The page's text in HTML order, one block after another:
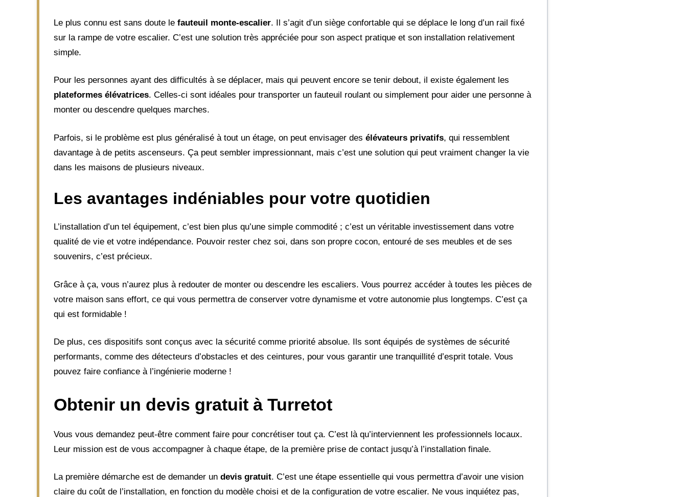
Le plus connu est sans doute le fauteuil monte-escalier. Il s’agit d’un siège confortable qui se déplace le long d’un rail fixé
sur la rampe de votre escalier. C’est une solution très appréciée pour son aspect pratique et son installation relativement
simple.
Pour les personnes ayant des difficultés à se déplacer, mais qui peuvent encore se tenir debout, il existe également les
plateformes élévatrices. Celles-ci sont idéales pour transporter un fauteuil roulant ou simplement pour aider une personne à
monter ou descendre quelques marches.
Parfois, si le problème est plus généralisé à tout un étage, on peut envisager des élévateurs privatifs, qui ressemblent
davantage à de petits ascenseurs. Ça peut sembler impressionnant, mais c’est une solution qui peut vraiment changer la vie
dans les maisons de plusieurs niveaux.
Les avantages indéniables pour votre quotidien
L’installation d’un tel équipement, c’est bien plus qu’une simple commodité ; c’est un véritable investissement dans votre
qualité de vie et votre indépendance. Pouvoir rester chez soi, dans son propre cocon, entouré de ses meubles et de ses
souvenirs, c’est précieux.
Grâce à ça, vous n’aurez plus à redouter de monter ou descendre les escaliers. Vous pourrez accéder à toutes les pièces de
votre maison sans effort, ce qui vous permettra de conserver votre dynamisme et votre autonomie plus longtemps. C’est ça
qui est formidable !
De plus, ces dispositifs sont conçus avec la sécurité comme priorité absolue. Ils sont équipés de systèmes de sécurité
performants, comme des détecteurs d’obstacles et des ceintures, pour vous garantir une tranquillité d’esprit totale. Vous
pouvez faire confiance à l’ingénierie moderne !
Obtenir un devis gratuit à Turretot
Vous vous demandez peut-être comment faire pour concrétiser tout ça. C’est là qu’interviennent les professionnels locaux.
Leur mission est de vous accompagner à chaque étape, de la première prise de contact jusqu’à l’installation finale.
La première démarche est de demander un devis gratuit. C’est une étape essentielle qui vous permettra d’avoir une vision
claire du coût de l’installation, en fonction du modèle choisi et de la configuration de votre escalier. Ne vous inquiétez pas,